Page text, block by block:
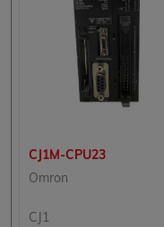
CJ1M-CPU23
Omron
CJ1